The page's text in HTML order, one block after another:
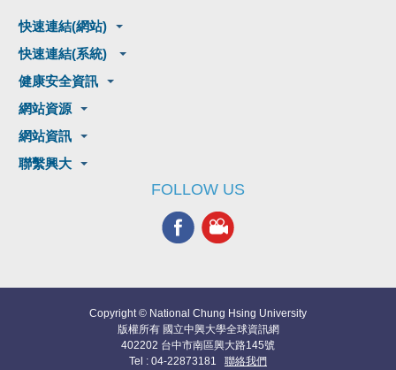
快速連結(網站)
快速連結(系統)
健康安全資訊
網站資源
網站資訊
聯繫興大
FOLLOW US
Copyright © National Chung Hsing University
版權所有 國立中興大學全球資訊網
402202 台中市南區興大路145號
Tel : 04-22873181 聯絡我們